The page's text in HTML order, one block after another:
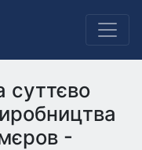
суттєво
-